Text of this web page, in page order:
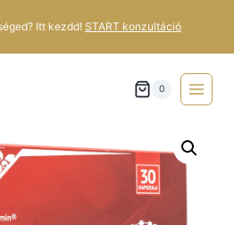
Itt kezdd! START konzultáció
0